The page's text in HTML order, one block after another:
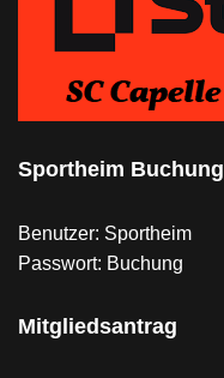
Sportheim Buchung
Benutzer: Sportheim
Passwort: Buchung
Mitgliedsantrag